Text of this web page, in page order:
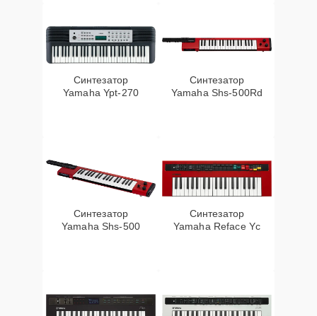
Синтезатор
Yamaha Ypt-270
Синтезатор
Yamaha Shs-500Rd
Синтезатор
Yamaha Shs-500
Синтезатор
Yamaha Reface Yc